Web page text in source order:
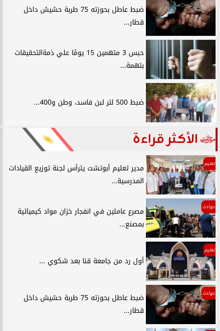
ضبط عاطل بحوزته 75 طربة حشيش داخل
قطار...
حبس 3 متهمين 15 يومًا علي ذمةالتحقيقات
بتهمة...
ضبط 500 لتر لبن فاسد، وطن و400...
الأكثر قراءة
تعليم
مدير تعليم أبوتشت يترأس لجنة توزيع القيادات
المدرسية...
حوادث
مصرع عاملين في انفجار خزان مواد كيميائية
بمصنع...
تعليم
أول رد من جامعة قنا بعد شكوي ...
حوادث
ضبط عاطل بحوزته 75 طربة حشيش داخل
قطار...